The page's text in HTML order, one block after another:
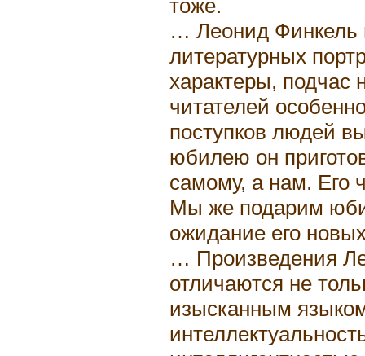
тоже.
… Леонид Финкель
литературных
характеры, подчас
читателей
поступков людей
юбилею он
самому, а нам. Его
Мы же подарим
ожидание его
… Произведения
отличаются не
изысканным